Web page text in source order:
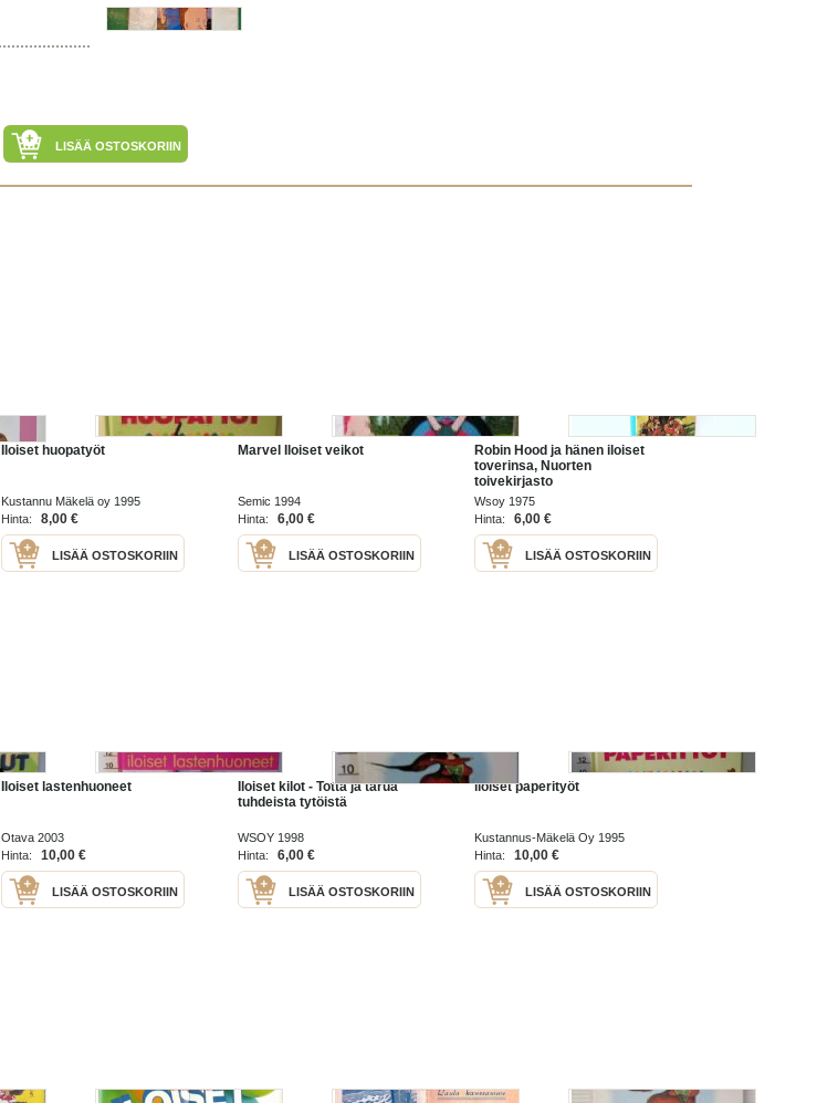
LISÄÄ OSTOSKORIIN
Iloiset huopatyöt
Kustannu Mäkelä oy 1995
Hinta:
8,00 €
LISÄÄ OSTOSKORIIN
Marvel Iloiset veikot
Semic 1994
Hinta:
6,00 €
LISÄÄ OSTOSKORIIN
Robin Hood ja hänen iloiset
toverinsa, Nuorten
toivekirjasto
Wsoy 1975
Hinta:
6,00 €
LISÄÄ OSTOSKORIIN
Iloiset lastenhuoneet
Otava 2003
Hinta:
10,00 €
LISÄÄ OSTOSKORIIN
Iloiset kilot - Totta ja tarua
tuhdeista tytöistä
WSOY 1998
Hinta:
6,00 €
LISÄÄ OSTOSKORIIN
iloiset paperityöt
Kustannus-Mäkelä Oy 1995
Hinta:
10,00 €
LISÄÄ OSTOSKORIIN